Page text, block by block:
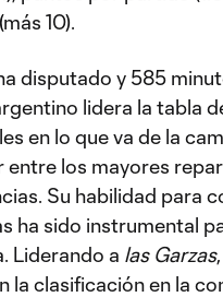
10).
disputado y 585
lidera la tabla
en lo que va de la
los mayores
Su habilidad para
ha sido instrumental
Liderando a las Garzas
la clasificación en la